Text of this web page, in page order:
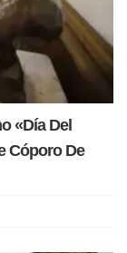
«Día Del
Cóporo De